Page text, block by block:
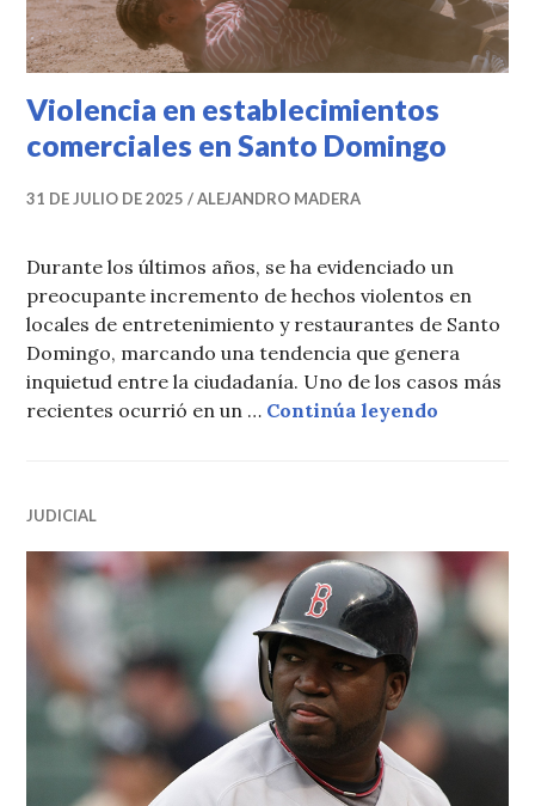
Violencia en establecimientos
comerciales en Santo Domingo
31 DE JULIO DE 2025 ALEJANDRO MADERA
Durante los últimos años, se ha evidenciado un
preocupante incremento de hechos violentos en
locales de entretenimiento y restaurantes de Santo
Domingo, marcando una tendencia que genera
inquietud entre la ciudadanía. Uno de los casos más
recientes ocurrió en un … Continúa leyendo
JUDICIAL